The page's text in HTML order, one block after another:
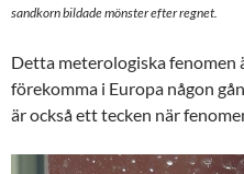
sandkorn bildade mönster efter regnet.
Detta meterologiska fenomen
förekomma i Europa någon
är också ett tecken när